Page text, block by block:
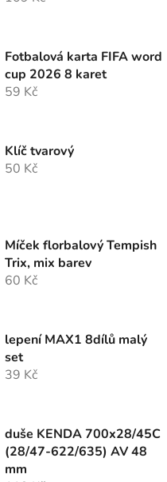
Fotbalová karta FIFA word
cup 2026 8 karet
59 Kč
Klíč tvarový
50 Kč
Míček florbalový Tempish
Trix, mix barev
60 Kč
lepení MAX1 8dílů malý
set
39 Kč
duše KENDA 700x28/45C
(28/47-622/635) AV 48
mm